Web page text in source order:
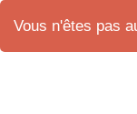
Vous n'êtes pas